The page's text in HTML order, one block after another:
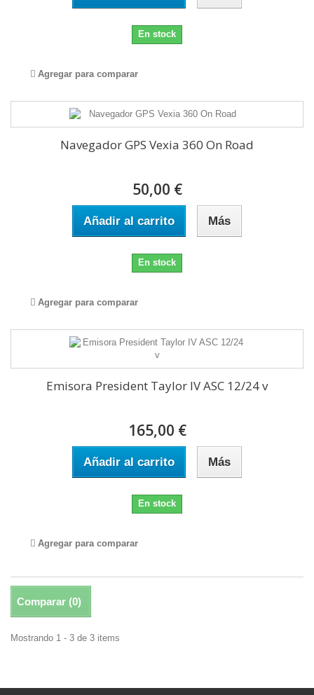
En stock
Agregar para comparar
Navegador GPS Vexia 360 On Road
50,00 €
Añadir al carrito Más
En stock
Agregar para comparar
Emisora President Taylor IV ASC 12/24 v
165,00 €
Añadir al carrito Más
En stock
Agregar para comparar
Comparar (0)
Mostrando 1 - 3 de 3 items